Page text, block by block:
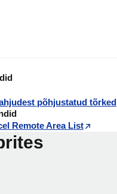
põhjustatud tõrked
Remote Area List